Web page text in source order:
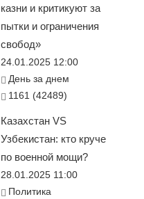
казни и критикуют за
пытки и ограничения
свобод»
24.01.2025 12:00
День за днем
1161 (42489)
Казахстан VS
Узбекистан: кто круче
по военной мощи?
28.01.2025 11:00
Политика